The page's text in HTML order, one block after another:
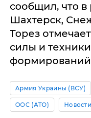
сообщил, что в
Шахтерск,
Торез
силы и
Армия Украины (ВСУ)
ООС (АТО)